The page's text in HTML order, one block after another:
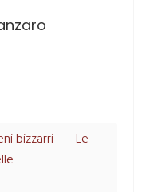
bizzarri
Le